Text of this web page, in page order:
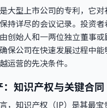
大型上市公司的专利，它
持详尽的会议记录。投资
创始人和一两位独立董事
保公司在快速发展过程中
运营的先决条件。
知识产权与关键合同
，知识产权（IP）是其最宝